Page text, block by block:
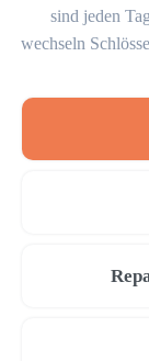
sind jeden
wechseln